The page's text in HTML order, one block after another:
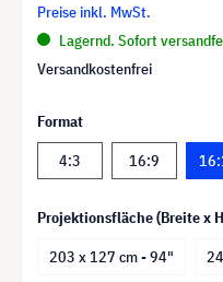
Preise inkl. MwSt.
Lagernd. Sofort
Versandkostenfrei
Format
4:3
16:9
Projektionsfläche (Breite x
203 x 127 cm - 94"